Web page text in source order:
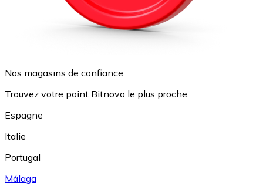
Nos magasins de confiance
Trouvez votre point Bitnovo le plus proche
Espagne
Italie
Portugal
Málaga